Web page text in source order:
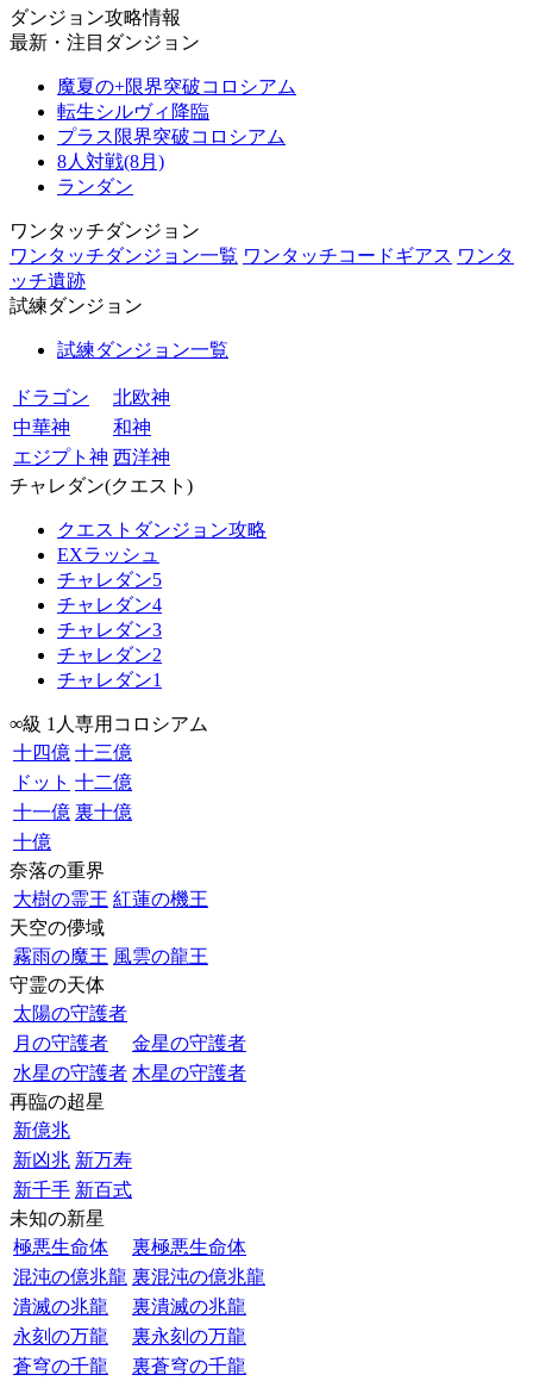
ダンジョン攻略情報
最新・注目ダンジョン
魔夏の+限界突破コロシアム
転生シルヴィ降臨
プラス限界突破コロシアム
8人対戦(8月)
ランダン
ワンタッチダンジョン
ワンタッチダンジョン一覧 ワンタッチコードギアス ワンタ
ッチ遺跡
試練ダンジョン
試練ダンジョン一覧
ドラゴン
北欧神
中華神
和神
エジプト神 西洋神
チャレダン(クエスト)
クエストダンジョン攻略
EXラッシュ
チャレダン5
チャレダン4
チャレダン3
チャレダン2
チャレダン1
∞級 1人専用コロシアム
十四億 十三億
ドット 十二億
十一億 裏十億
十億
奈落の重界
大樹の霊王 紅蓮の機王
天空の儚域
霧雨の魔王 風雲の龍王
守霊の天体
太陽の守護者
月の守護者
金星の守護者
水星の守護者 木星の守護者
再臨の超星
新億兆
新凶兆 新万寿
新千手 新百式
未知の新星
極悪生命体
裏極悪生命体
混沌の億兆龍 裏混沌の億兆龍
潰滅の兆龍
裏潰滅の兆龍
永刻の万龍
裏永刻の万龍
蒼穹の千龍
裏蒼穹の千龍